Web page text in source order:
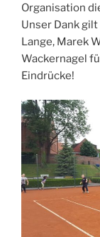
Organisation
Unser Dank
Lange, Marek
Wackernagel
Eindrücke!